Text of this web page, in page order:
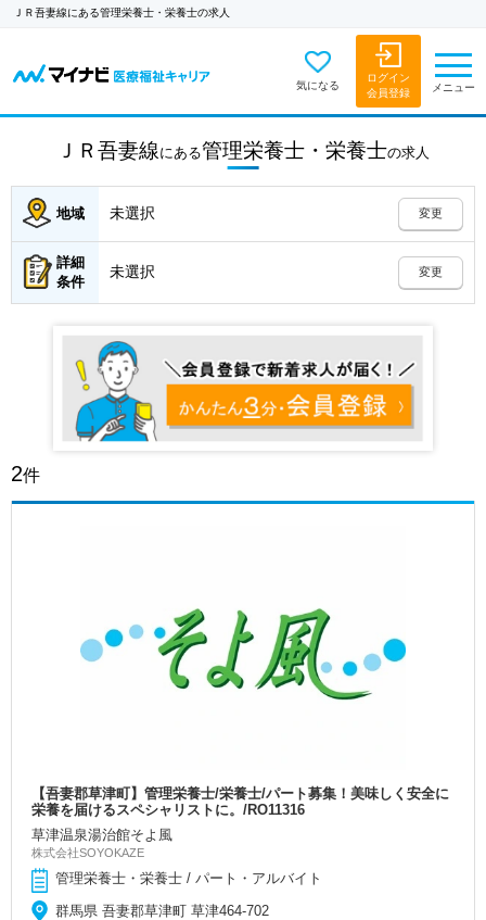
ＪＲ吾妻線にある管理栄養士・栄養士の求人
気になる
ログイン
会員登録
メニュー
ＪＲ吾妻線 にある管理栄養士・栄養士の求人
地域 未選択 変更
詳細
条件
未選択 変更
2件
【吾妻郡草津町】管理栄養士/栄養士/パート募集！美味しく安全に
栄養を届けるスペシャリストに。/RO11316
草津温泉湯治館そよ風
株式会社SOYOKAZE
管理栄養士・栄養士 / パート・アルバイト
群馬県 吾妻郡草津町 草津464-702